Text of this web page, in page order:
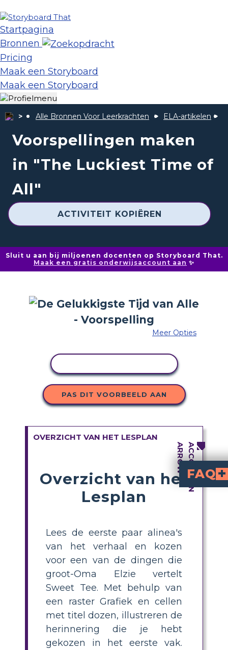
Startpagina
Bronnen
Pricing
Maak een Storyboard
Maak een Storyboard
Alle Bronnen Voor Leerkrachten ELA-artikelen
Voorspellingen maken
in "The Luckiest Time of
All"
ACTIVITEIT KOPIËREN
Sluit u aan bij miljoenen docenten op Storyboard That.
Maak een gratis onderwijsaccount aan ✨
Meer Opties
PAS DIT VOORBEELD AAN
OVERZICHT VAN HET LESPLAN
Overzicht van het
Lesplan
Lees de eerste paar alinea's
van het verhaal en kozen
voor een van de dingen die
groot-Oma Elzie vertelt
Sweet Tee. Met behulp van
een raster Grafiek en cellen
met titel dozen, illustreren de
herinnering die je hebt
gekozen in het eerste vak.
FAQ